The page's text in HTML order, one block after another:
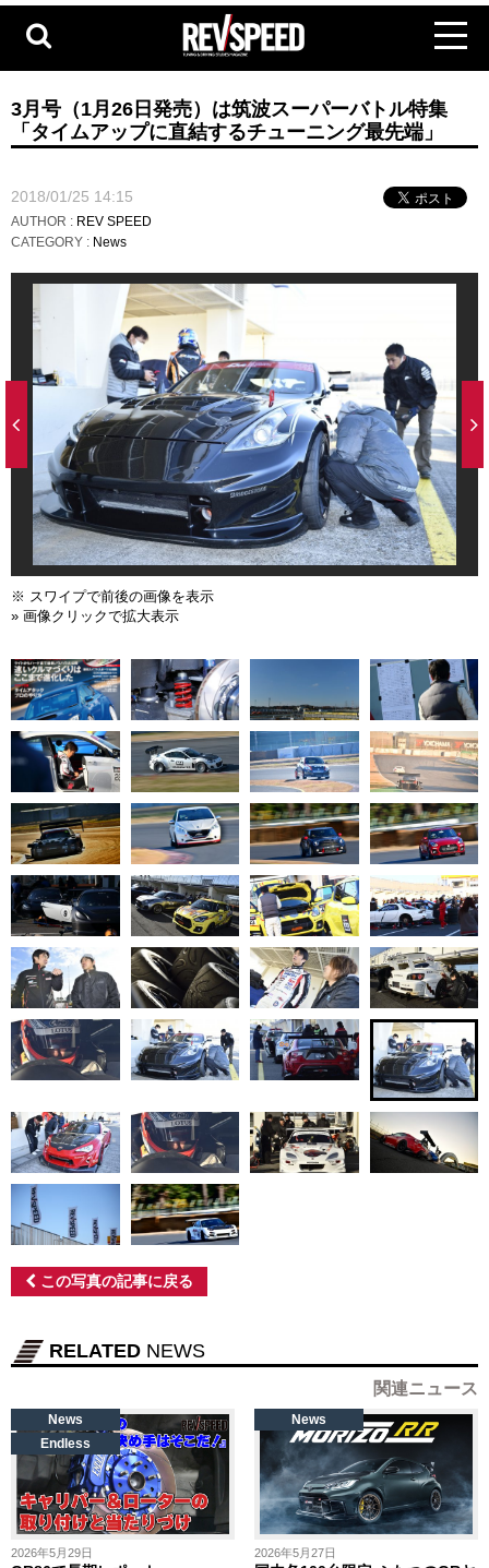
3月号（1月26日発売）は筑波スーパーバトル特集
「タイムアップに直結するチューニング最先端」
2018/01/25 14:15
AUTHOR : REV SPEED
CATEGORY : News
※ スワイプで前後の画像を表示
» 画像クリックで拡大表示
この写真の記事に戻る
RELATED NEWS
関連ニュース
2026年5月29日
News
Endless
2026年5月27日
News